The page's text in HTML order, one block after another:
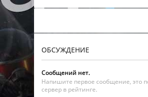
ОБСУЖДЕНИЕ
Сообщений нет.
Напишите первое сообщение, это
сервер в рейтинге.